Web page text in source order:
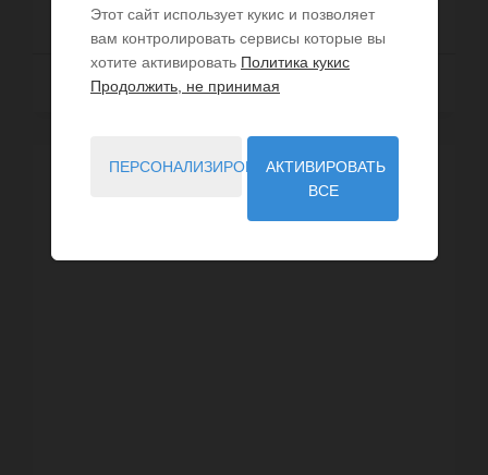
Далее
Этот сайт использует кукис и позволяет
вам контролировать сервисы которые вы
хотите активировать Политика кукис
Продолжить, не принимая
ПЕРСОНАЛИЗИРОВАТЬАКТИВИРОВАТЬ
ВСЕ